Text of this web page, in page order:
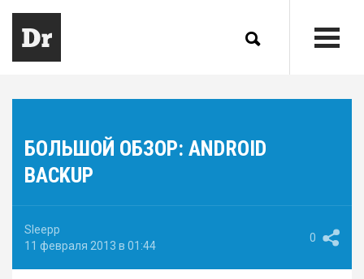
БОЛЬШОЙ ОБЗОР: ANDROID
BACKUP
Sleepp
11 февраля 2013 в 01:44
0